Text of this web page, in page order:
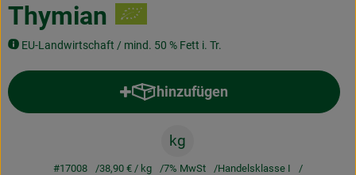
Geschäftskunden
Thymian
EU-Landwirtschaft / mind. 50 % Fett i. Tr.
hinzufügen
Produkt zum Warenkorb
kg
#17008 38,90 € / kg 7% MwSt
Handelsklasse I